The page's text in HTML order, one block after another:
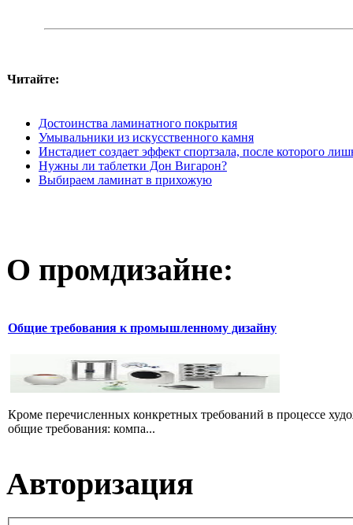
Читайте:
Достоинства ламинатного покрытия
Умывальники из искусственного камня
Инстадиет создает эффект спортзала, после которого
Нужны ли таблетки Дон Вигарон?
Выбираем ламинат в прихожую
О промдизайне:
Общие требования к промышленному дизайну
Кроме перечисленных конкретных требований в процессе
общие требования: компа...
Авторизация